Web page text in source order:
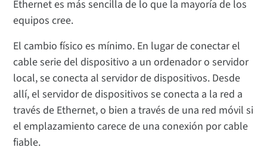
Ethernet es más sencilla de lo que la mayoría de los
equipos cree.
El cambio físico es mínimo. En lugar de conectar el
cable serie del dispositivo a un ordenador o servidor
local, se conecta al servidor de dispositivos. Desde
allí, el servidor de dispositivos se conecta a la red a
través de Ethernet, o bien a través de una red móvil si
el emplazamiento carece de una conexión por cable
fiable.